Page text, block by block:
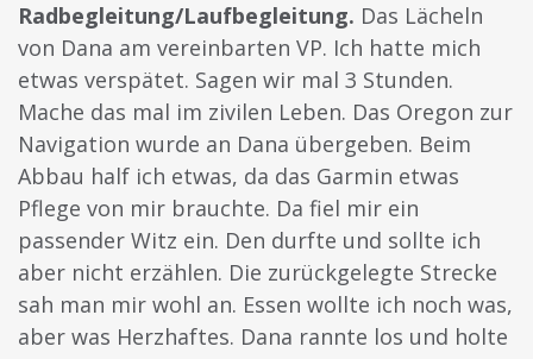
Radbegleitung/Laufbegleitung. Das Lächeln
von Dana am vereinbarten VP. Ich hatte mich
etwas verspätet. Sagen wir mal 3 Stunden.
Mache das mal im zivilen Leben. Das Oregon zur
Navigation wurde an Dana übergeben. Beim
Abbau half ich etwas, da das Garmin etwas
Pflege von mir brauchte. Da fiel mir ein
passender Witz ein. Den durfte und sollte ich
aber nicht erzählen. Die zurückgelegte Strecke
sah man mir wohl an. Essen wollte ich noch was,
aber was Herzhaftes. Dana rannte los und holte